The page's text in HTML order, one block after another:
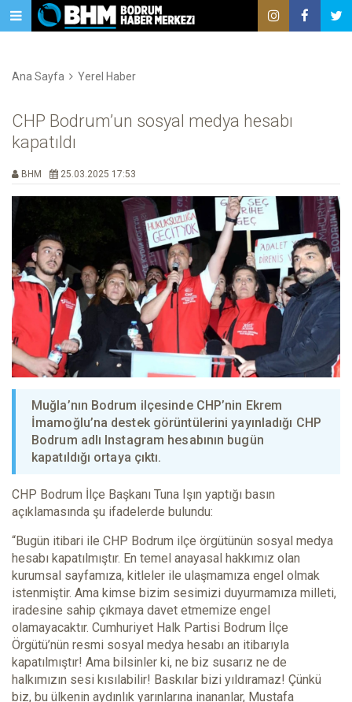
Ana Sayfa Yerel Haber
CHP Bodrum’un sosyal medya hesabı
kapatıldı
BHM 25.03.2025 17:53
Muğla’nın Bodrum ilçesinde CHP’nin Ekrem
İmamoğlu’na destek görüntülerini yayınladığı CHP
Bodrum adlı Instagram hesabının bugün
kapatıldığı ortaya çıktı.
CHP Bodrum İlçe Başkanı Tuna Işın yaptığı basın
açıklamasında şu ifadelerde bulundu:
“Bugün itibari ile CHP Bodrum ilçe örgütünün sosyal medya
hesabı kapatılmıştır. En temel anayasal hakkımız olan
kurumsal sayfamıza, kitleler ile ulaşmamıza engel olmak
istenmiştir. Ama kimse bizim sesimizi duyurmamıza milleti,
iradesine sahip çıkmaya davet etmemize engel
olamayacaktır. Cumhuriyet Halk Partisi Bodrum İlçe
Örgütü’nün resmi sosyal medya hesabı an itibarıyla
kapatılmıştır! Ama bilsinler ki, ne biz susarız ne de
halkımızın sesi kısılabilir! Baskılar bizi yıldıramaz! Çünkü
biz, bu ülkenin aydınlık yarınlarına inananlar, Mustafa